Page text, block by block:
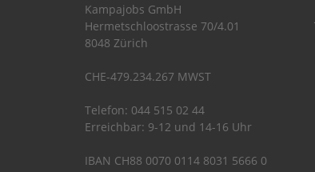
Kampajobs GmbH
Hermetschloostrasse 70/4.01
8048 Zürich
CHE-479.234.267 MWST
Telefon: 044 515 02 44
Erreichbar: 9-12 und 14-16 Uhr
IBAN CH88 0070 0114 8031 5666 0